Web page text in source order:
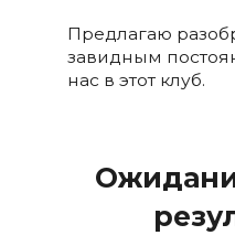
Предлагаю
завидным
нас в этот клуб.